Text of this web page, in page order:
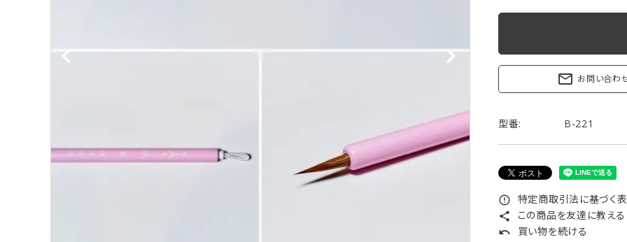
ご利用ガイド
お問い合わせ
mail_outline お問い合わ
型番: B-221
error_outline 特定商取引法に基づく
share この商品を友達に教える
undo 買い物を続ける